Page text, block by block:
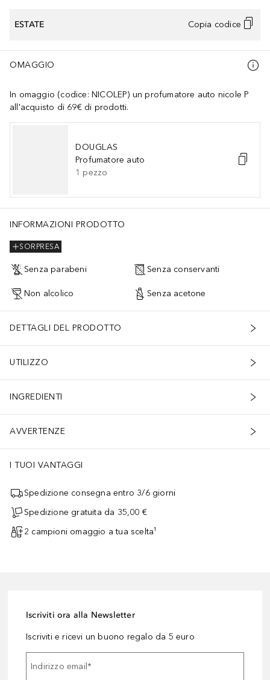
ESTATE Copia codice
OMAGGIO
In omaggio (codice: NICOLEP) un profumatore auto nicole P
all'acquisto di 69€ di prodotti.
DOUGLAS
Profumatore auto
1 pezzo
INFORMAZIONI PRODOTTO
SORPRESA
Senza parabeni Senza conservanti
Non alcolico Senza acetone
DETTAGLI DEL PRODOTTO
UTILIZZO
INGREDIENTI
AVVERTENZE
I TUOI VANTAGGI
Spedizione consegna entro 3/6 giorni
Spedizione gratuita da 35,00 €
2 campioni omaggio a tua scelta¹
Iscriviti ora alla Newsletter
Iscriviti e ricevi un buono regalo da 5 euro
Indirizzo email*